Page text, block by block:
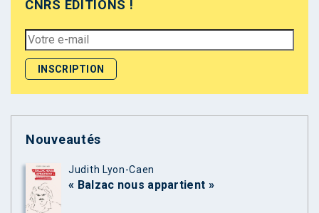
CNRS ÉDITIONS !
Nouveautés
Judith Lyon-Caen
« Balzac nous appartient »